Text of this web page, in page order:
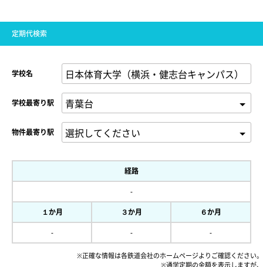
定期代検索
学校名
学校最寄り駅
物件最寄り駅
経路
-
１か月 ３か月 ６か月
- - -
※正確な情報は各鉄道会社のホームページよりご確認ください。
※通学定期の金額を表示しますが、